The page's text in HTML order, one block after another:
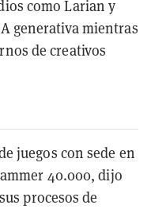
como Larian y
generativa mientras
de creativos
juegos con sede en
40.000, dijo
procesos de